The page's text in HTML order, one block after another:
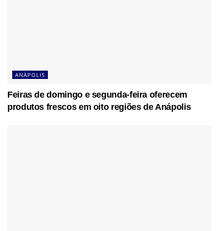
ANÁPOLIS
Feiras de domingo e segunda-feira oferecem
produtos frescos em oito regiões de Anápolis